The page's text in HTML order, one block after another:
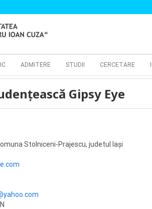
ADMITERE STUDII CERCETARE
Gipsy Eye
Stolniceni-Prajescu, judetul Iaşi